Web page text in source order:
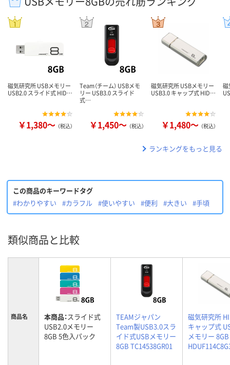
磁気研究所 USBメモリー
USB2.0 スライド式 HID…
￥1,380～ （税込）
Team（チーム） USBメモ
リー USB3.0 スライド
式…
￥1,450～ （税込）
磁気研究所 USBメモリー
USB3.0 キャップ式 HID…
￥1,480～ （税込）
磁
ランキングをもっと見る
この商品のキーワードタグ
#わかりやすい
#カラフル #使いやすい #便利 #大きい #手頃
類似商品と比較
商品名 本商品：スライド式
USB2.0メモリー
8GB 5色入パック
TEAMジャパン
Team製USB3.0スラ
イド式USBメモリー
8GB TC14538GR01
磁気研究所
キャップ式
メモリー 8GB